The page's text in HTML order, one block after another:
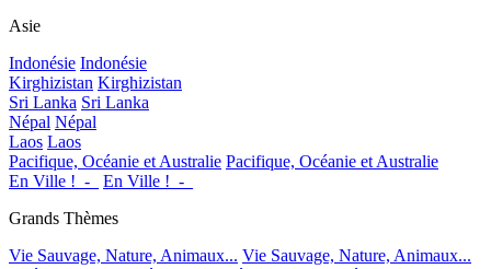
Asie
Indonésie Indonésie
Kirghizistan Kirghizistan
Sri Lanka Sri Lanka
Népal Népal
Laos Laos
Pacifique, Océanie et Australie Pacifique, Océanie et Australie
En Ville !_-_
En Ville !_-_
Grands Thèmes
Vie Sauvage, Nature, Animaux... Vie Sauvage, Nature, Animaux...